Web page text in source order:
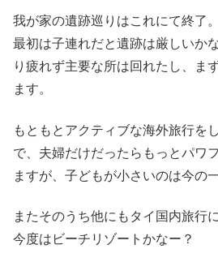
我が家の遺跡巡りはこれにて終了。
最初は子連れだと遺跡は厳しいか
り疲れず主要な所は回れたし、ま
ます。
もともとアクティブな海外旅行を
で、夫婦だけだったらもっとパワ
ますが、子どもが小さいのは今の
またそのうち他にもタイ国内旅行
今度はビーチリゾートかなー？